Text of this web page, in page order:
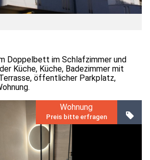
Doppelbett im Schlafzimmer und
Küche, Küche, Badezimmer mit
öffentlicher Parkplatz,
Wohnung
Preis bitte erfragen